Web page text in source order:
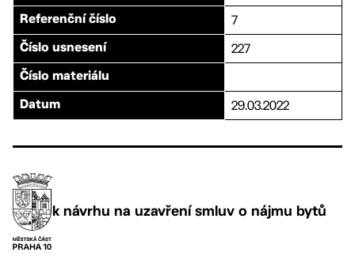
Referenční číslo 7
Číslo usnesení 227
Číslo materiálu
Datum 29.03.2022
k návrhu na uzavření smluv o nájmu bytů